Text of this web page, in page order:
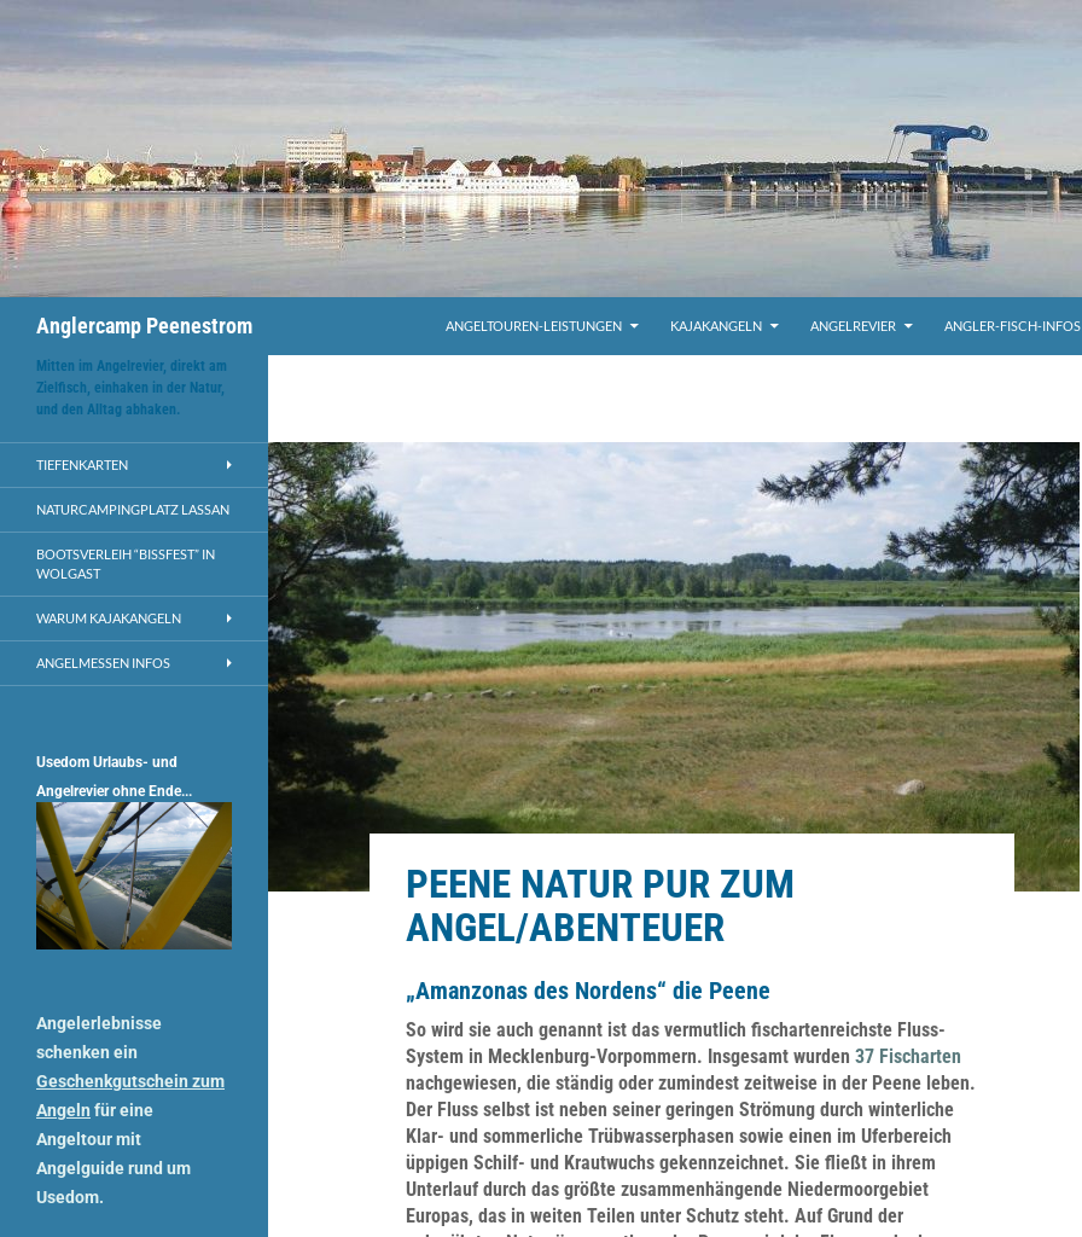
Anglercamp Peenestrom ANGELTOUREN-LEISTUNGEN KAJAKANGELN ANGELREVIER ANGLER-FISCH-INFOS
PEENE NATUR PUR ZUM
ANGEL/ABENTEUER
„Amanzonas des Nordens“ die Peene
So wird sie auch genannt ist das vermutlich fischartenreichste Fluss-
System in Mecklenburg-Vorpommern. Insgesamt wurden 37 Fischarten
nachgewiesen, die ständig oder zumindest zeitweise in der Peene leben.
Der Fluss selbst ist neben seiner geringen Strömung durch winterliche
Klar- und sommerliche Trübwasserphasen sowie einen im Uferbereich
üppigen Schilf- und Krautwuchs gekennzeichnet. Sie fließt in ihrem
Unterlauf durch das größte zusammenhängende Niedermoorgebiet
Europas, das in weiten Teilen unter Schutz steht. Auf Grund der
Mitten im Angelrevier, direkt am
Zielfisch, einhaken in der Natur,
und den Alltag abhaken.
TIEFENKARTEN
NATURCAMPINGPLATZ LASSAN
BOOTSVERLEIH “BISSFEST” IN
WOLGAST
WARUM KAJAKANGELN
ANGELMESSEN INFOS
Usedom Urlaubs- und
Angelrevier ohne Ende...
Angelerlebnisse
schenken ein
Geschenkgutschein zum
Angeln für eine
Angeltour mit
Angelguide rund um
Usedom.